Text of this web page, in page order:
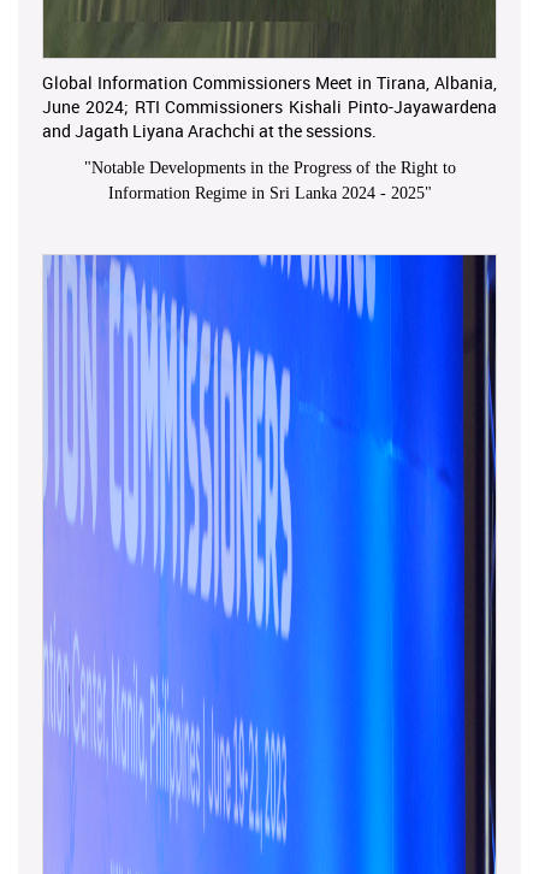
Global Information Commissioners Meet in Tirana, Albania,
June 2024; RTI Commissioners Kishali Pinto-Jayawardena
and Jagath Liyana Arachchi at the sessions.
"Notable Developments in the Progress of the Right to
Information Regime in Sri Lanka 2024 - 2025"